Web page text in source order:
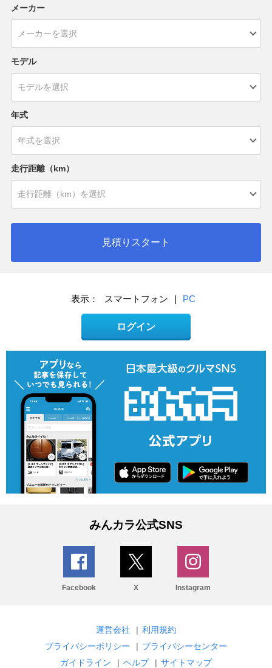
メーカー
モデル
年式
走行距離（km）
見積りスタート
表示： スマートフォン | PC
ログイン
みんカラ公式SNS
Facebook X Instagram
運営会社 | 利用規約
プライバシーポリシー
| プライバシーセンター
ガイドライン
| ヘルプ | サイトマップ